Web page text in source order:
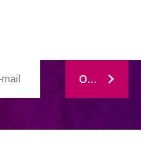
ODOBERAŤ